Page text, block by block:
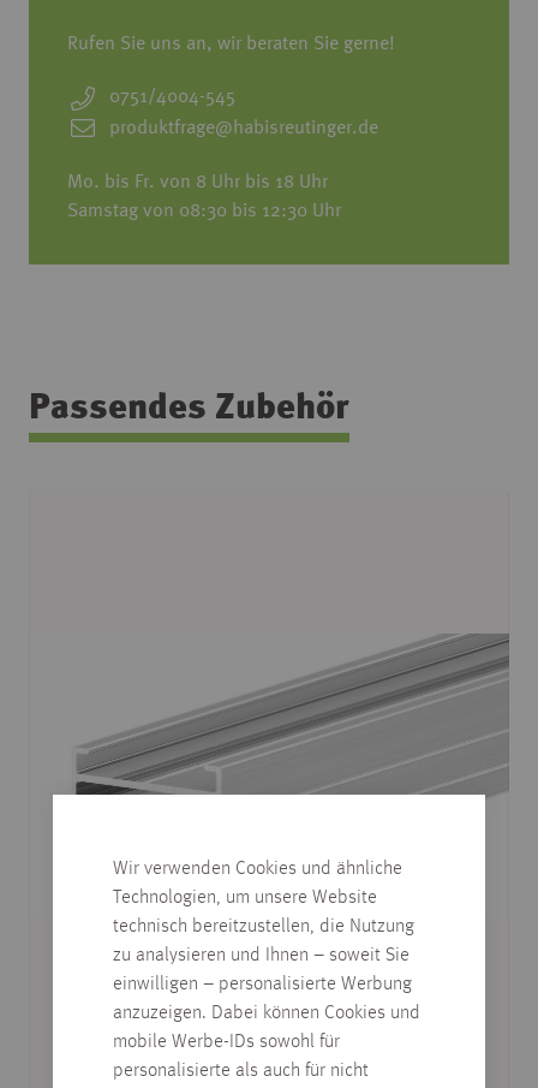
Wir verwenden Cookies und ähnliche
Technologien, um unsere Website
technisch bereitzustellen, die Nutzung
zu analysieren und Ihnen – soweit Sie
einwilligen – personalisierte Werbung
anzuzeigen. Dabei können Cookies und
mobile Werbe-IDs sowohl für
personalisierte als auch für nicht
Rufen Sie uns an, wir beraten Sie gerne!
0751/4004-545
produktfrage@habisreutinger.de
Mo. bis Fr. von 8 Uhr bis 18 Uhr
Samstag von 08:30 bis 12:30 Uhr
Passendes Zubehör